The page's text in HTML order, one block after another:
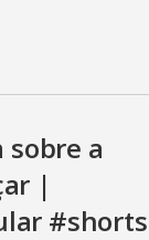
sobre a
|
#shorts